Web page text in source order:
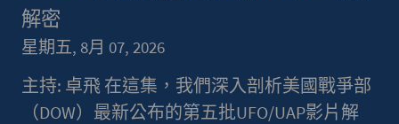
解密
星期五, 8月 07, 2026
主持: 卓飛 在這集，我們深入剖析美國戰爭部
（DOW）最新公布的第五批UFO/UAP影片解